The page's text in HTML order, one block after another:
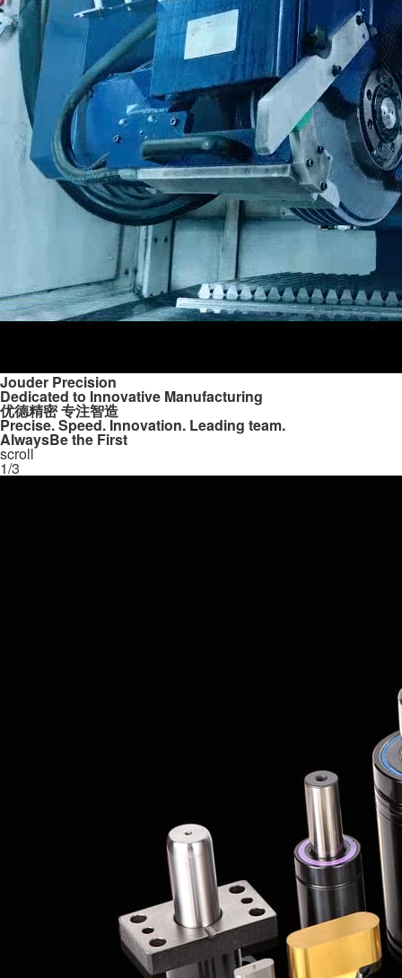
Jouder Precision
Dedicated to Innovative Manufacturing
优德精密 专注智造
Precise. Speed. Innovation. Leading team.
AlwaysBe the First
scroll
1/3